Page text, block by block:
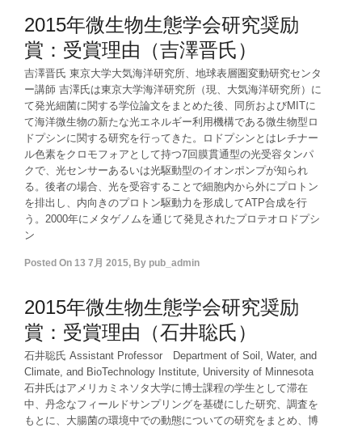
2015年微生物生態学会研究奨励
賞：受賞理由（吉澤晋氏）
吉澤晋氏 東京大学大気海洋研究所、地球表層圏変動研究センタ
ー講師 吉澤氏は東京大学海洋研究所（現、大気海洋研究所）に
て発光細菌に関する学位論文をまとめた後、同所およびMITに
て海洋微生物の新たな光エネルギー利用機構である微生物型ロ
ドプシンに関する研究を行ってきた。ロドプシンとはレチナー
ル色素をクロモフォアとして持つ7回膜貫通型の光受容タンパ
クで、光センサーあるいは光駆動型のイオンポンプが知られ
る。後者の場合、光を受容することで細胞内から外にプロトン
を排出し、内向きのプロトン駆動力を形成してATP合成を行
う。2000年にメタゲノムを通じて発見されたプロテオロドプシ
ン
Posted On 13 7月 2015, By pub_admin
2015年微生物生態学会研究奨励
賞：受賞理由（石井聡氏）
石井聡氏 Assistant Professor Department of Soil, Water, and
Climate, and BioTechnology Institute, University of Minnesota
石井氏はアメリカミネソタ大学に博士課程の学生として滞在
中、丹念なフィールドサンプリングを基礎にした研究、調査を
もとに、大腸菌の環境中での動態についての研究をまとめ、博